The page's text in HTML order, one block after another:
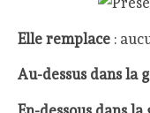
Elle remplace :
Au-dessus dans la